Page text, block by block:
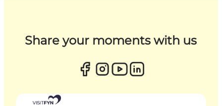
Share your moments with us